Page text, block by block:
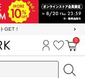
GET！
ログイン
お気に
カ
0